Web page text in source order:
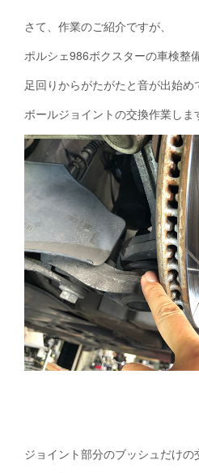
さて、作業のご紹介ですが、
ポルシェ986ボクスターの車検整備
足回りからがたがたと音が出始め
ボールジョイントの交換作業しま
ジョイント部分のブッシュだけの